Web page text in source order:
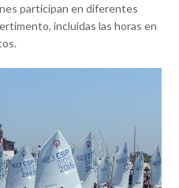
participan en diferentes
incluidas las horas en